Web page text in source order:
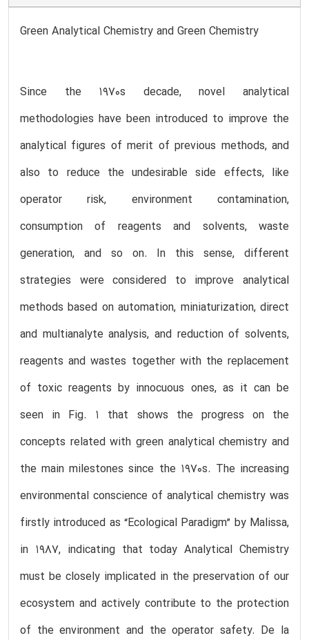
Green Analytical Chemistry and Green Chemistry
Since the 1970s decade, novel analytical
methodologies have been introduced to improve the
analytical figures of merit of previous methods, and
also to reduce the undesirable side effects, like
operator risk, environment contamination,
consumption of reagents and solvents, waste
generation, and so on. In this sense, different
strategies were considered to improve analytical
methods based on automation, miniaturization, direct
and multianalyte analysis, and reduction of solvents,
reagents and wastes together with the replacement
of toxic reagents by innocuous ones, as it can be
seen in Fig. 1 that shows the progress on the
concepts related with green analytical chemistry and
the main milestones since the 1970s. The increasing
environmental conscience of analytical chemistry was
firstly introduced as “Ecological Paradigm” by Malissa,
in 1987, indicating that today Analytical Chemistry
must be closely implicated in the preservation of our
ecosystem and actively contribute to the protection
of the environment and the operator safety. De la